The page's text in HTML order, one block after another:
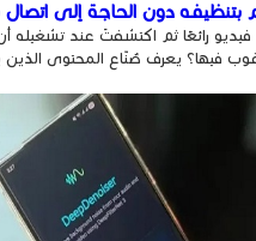
دون الحاجة إلى اتصال
رائعًا ثم اكتشفتَ عند
فيها؟ يعرف صُنّاع المحتوى